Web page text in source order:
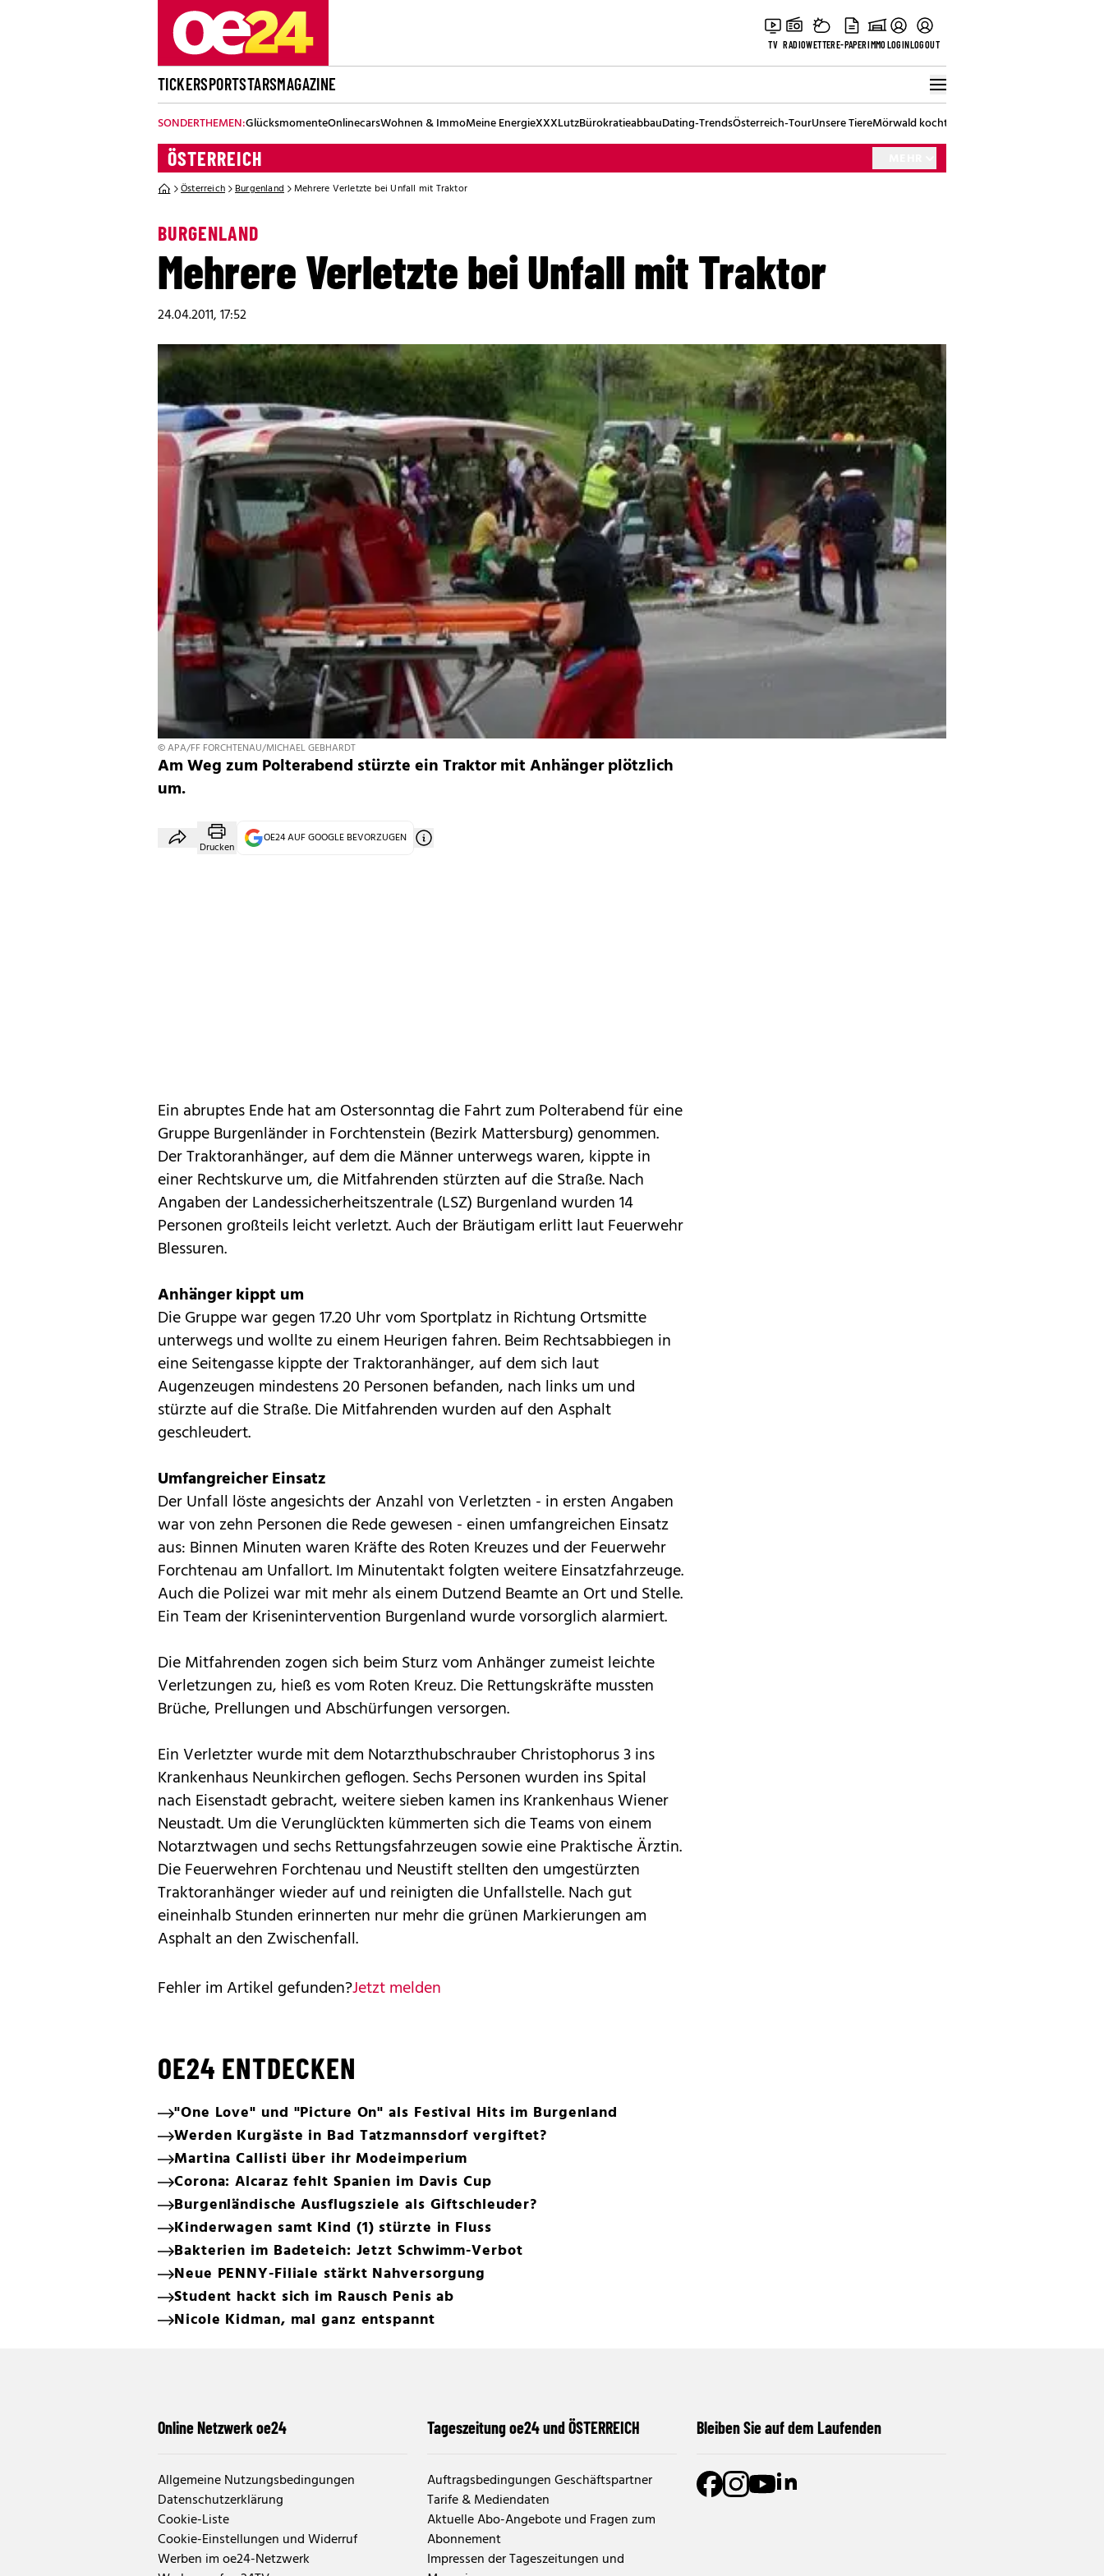
TV RADIOWETTERE-PAPERIMMOLOGINLOGOUT
TICKERSPORTSTARSMAGAZINE
SONDERTHEMEN:GlücksmomenteOnlinecarsWohnen & ImmoMeine EnergieXXXLutzBürokratieabbauDating-TrendsÖsterreich-TourUnsere TiereMörwald kocht
ÖSTERREICH
Österreich Burgenland Mehrere Verletzte bei Unfall mit Traktor
BURGENLAND
Mehrere Verletzte bei Unfall mit Traktor
24.04.2011, 17:52
© APA/FF FORCHTENAU/MICHAEL GEBHARDT
Am Weg zum Polterabend stürzte ein Traktor mit Anhänger plötzlich
um.
Drucken
OE24 AUF GOOGLE BEVORZUGEN
Ein abruptes Ende hat am Ostersonntag die Fahrt zum Polterabend für eine
Gruppe Burgenländer in Forchtenstein (Bezirk Mattersburg) genommen.
Der Traktoranhänger, auf dem die Männer unterwegs waren, kippte in
einer Rechtskurve um, die Mitfahrenden stürzten auf die Straße. Nach
Angaben der Landessicherheitszentrale (LSZ) Burgenland wurden 14
Personen großteils leicht verletzt. Auch der Bräutigam erlitt laut Feuerwehr
Blessuren.
Anhänger kippt um
Die Gruppe war gegen 17.20 Uhr vom Sportplatz in Richtung Ortsmitte
unterwegs und wollte zu einem Heurigen fahren. Beim Rechtsabbiegen in
eine Seitengasse kippte der Traktoranhänger, auf dem sich laut
Augenzeugen mindestens 20 Personen befanden, nach links um und
stürzte auf die Straße. Die Mitfahrenden wurden auf den Asphalt
geschleudert.
Umfangreicher Einsatz
Der Unfall löste angesichts der Anzahl von Verletzten - in ersten Angaben
war von zehn Personen die Rede gewesen - einen umfangreichen Einsatz
aus: Binnen Minuten waren Kräfte des Roten Kreuzes und der Feuerwehr
Forchtenau am Unfallort. Im Minutentakt folgten weitere Einsatzfahrzeuge.
Auch die Polizei war mit mehr als einem Dutzend Beamte an Ort und Stelle.
Ein Team der Krisenintervention Burgenland wurde vorsorglich alarmiert.
Die Mitfahrenden zogen sich beim Sturz vom Anhänger zumeist leichte
Verletzungen zu, hieß es vom Roten Kreuz. Die Rettungskräfte mussten
Brüche, Prellungen und Abschürfungen versorgen.
Ein Verletzter wurde mit dem Notarzthubschrauber Christophorus 3 ins
Krankenhaus Neunkirchen geflogen. Sechs Personen wurden ins Spital
nach Eisenstadt gebracht, weitere sieben kamen ins Krankenhaus Wiener
Neustadt. Um die Verunglückten kümmerten sich die Teams von einem
Notarztwagen und sechs Rettungsfahrzeugen sowie eine Praktische Ärztin.
Die Feuerwehren Forchtenau und Neustift stellten den umgestürzten
Traktoranhänger wieder auf und reinigten die Unfallstelle. Nach gut
eineinhalb Stunden erinnerten nur mehr die grünen Markierungen am
Asphalt an den Zwischenfall.
Fehler im Artikel gefunden?Jetzt melden
OE24 ENTDECKEN
"One Love" und "Picture On" als Festival Hits im Burgenland
Werden Kurgäste in Bad Tatzmannsdorf vergiftet?
Martina Callisti über ihr Modeimperium
Corona: Alcaraz fehlt Spanien im Davis Cup
Burgenländische Ausflugsziele als Giftschleuder?
Kinderwagen samt Kind (1) stürzte in Fluss
Bakterien im Badeteich: Jetzt Schwimm-Verbot
Neue PENNY-Filiale stärkt Nahversorgung
Student hackt sich im Rausch Penis ab
Nicole Kidman, mal ganz entspannt
Online Netzwerk oe24
Allgemeine Nutzungsbedingungen
Datenschutzerklärung
Cookie-Liste
Cookie-Einstellungen und Widerruf
Werben im oe24-Netzwerk
Tageszeitung oe24 und ÖSTERREICH
Auftragsbedingungen Geschäftspartner
Tarife & Mediendaten
Aktuelle Abo-Angebote und Fragen zum
Abonnement
Impressen der Tageszeitungen und
Bleiben Sie auf dem Laufenden